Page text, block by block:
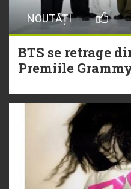
NOUTĂȚI
BTS se retrage
Premiile